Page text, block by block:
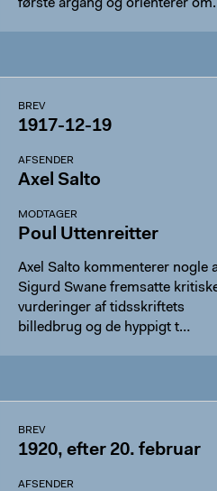
første årgang og orienterer
BREV
1917-12-19
AFSENDER
Axel Salto
MODTAGER
Poul Uttenreitter
Axel Salto kommenterer nogle
Sigurd Swane fremsatte
vurderinger af tidsskriftets
billedbrug og de hyppigt t…
BREV
1920, efter 20. februar
AFSENDER